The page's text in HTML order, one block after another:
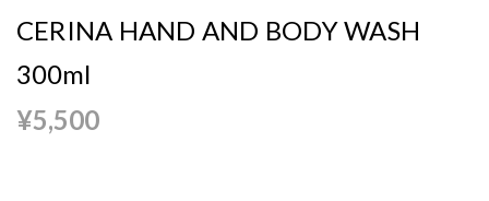
CERINA HAND AND BODY WASH
300ml
¥5,500